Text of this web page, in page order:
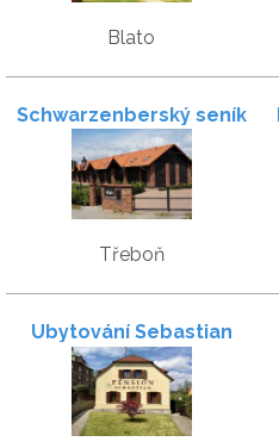
Blato
Schwarzenberský seník
Třeboň
Ubytování Sebastian